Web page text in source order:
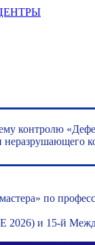
контролю
по
2026) и 15-й